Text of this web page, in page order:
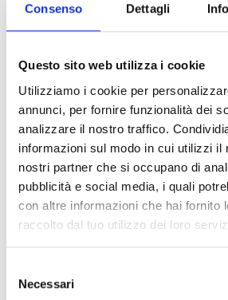
Consenso Dettagli
Questo sito web utilizza i cookie
Utilizziamo i cookie per
annunci, per fornire funzionalità dei
analizzare il nostro traffico.
informazioni sul modo in cui utilizzi il
nostri partner che si occupano di
pubblicità e social media, i quali
con altre informazioni che hai fornito
raccolto dal tuo utilizzo dei loro
delNecessari
LaNotte Europea dei Ricercatoriè
di Settembre. Il suo scopo è quello di
mondo della ricerca con il vasto
incontri, visite guidate, spettacoli,
Un’occasione importante per
della scienza e per favorire il dialogo
un’iniziativa che negli scorsi anni ha
crescente, coinvolgendo migliaia di
grandi temi della ricerca e del futuro.
Anche l’Osservatorio Astronomico di
promuovere la cultura e la ricerca